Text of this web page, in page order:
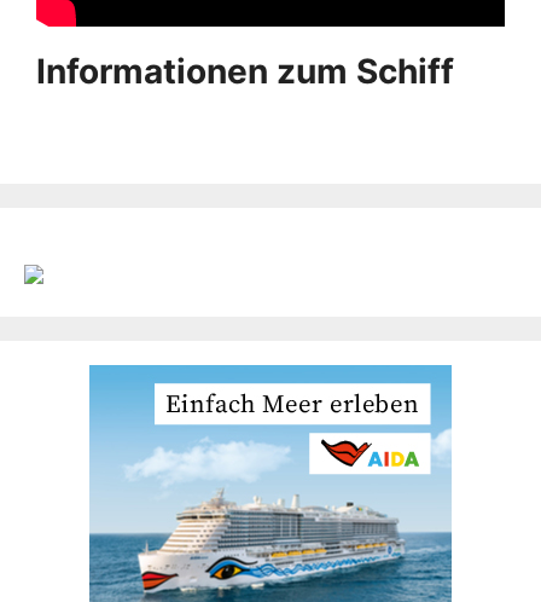
Informationen zum Schiff